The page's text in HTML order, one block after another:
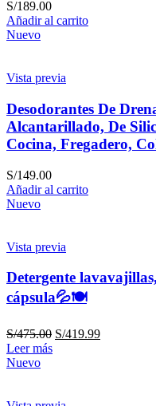
S/189.00
Añadir al carrito
Nuevo
Vista previa
Desodorantes De
Alcantarillado, De
Cocina, Fregadero,
S/149.00
Añadir al carrito
Nuevo
Vista previa
Detergente
cápsula💦🍽
S/475.00 S/419.99
Leer más
Nuevo